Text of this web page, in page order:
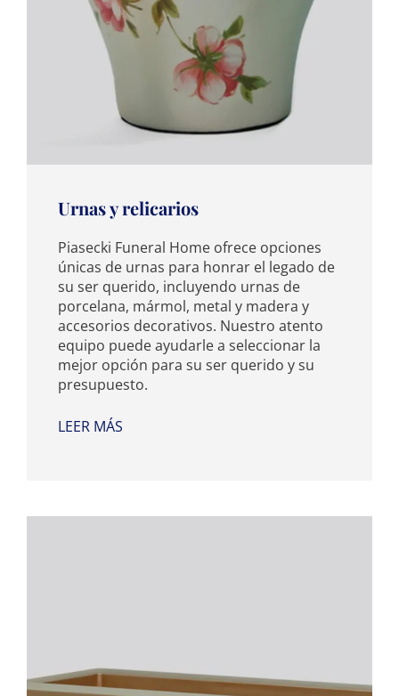
Urnas y relicarios
Piasecki Funeral Home ofrece opciones
únicas de urnas para honrar el legado de
su ser querido, incluyendo urnas de
porcelana, mármol, metal y madera y
accesorios decorativos. Nuestro atento
equipo puede ayudarle a seleccionar la
mejor opción para su ser querido y su
presupuesto.
LEER MÁS